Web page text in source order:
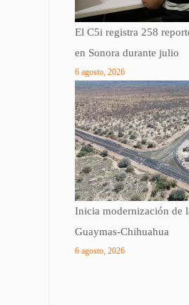
El C5i registra 258
en Sonora durante julio
6 agosto, 2026
Inicia modernización de
Guaymas-Chihuahua
6 agosto, 2026